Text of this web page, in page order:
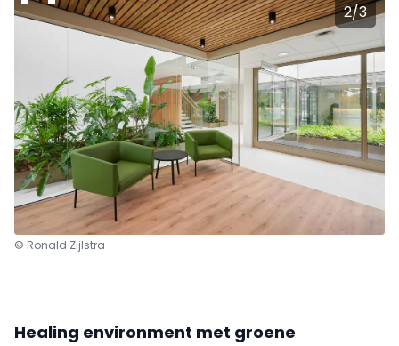
© Ronald Zijlstra
2/3
Healing environment met groene